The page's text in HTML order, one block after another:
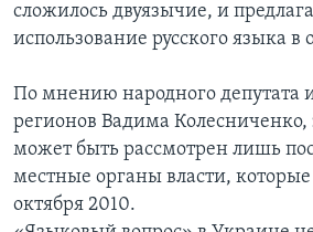
сложилось двуязычие, и
использование русского языка в
По мнению народного депутата
регионов Вадима Колесниченко,
может быть рассмотрен лишь
местные органы власти, которые
октября 2010.